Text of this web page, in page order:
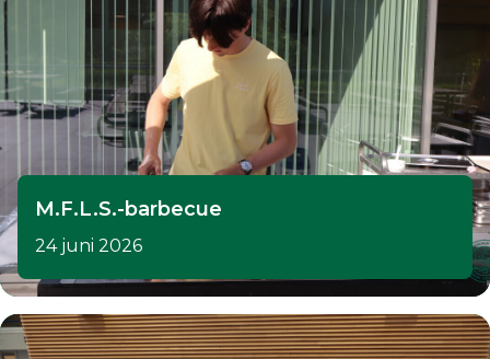
M.F.L.S.-barbecue
24 juni 2026